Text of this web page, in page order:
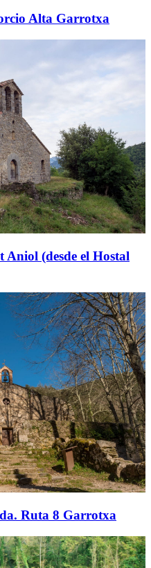
Alta Garrotxa
Aniol (desde el Hostal
Ruta 8 Garrotxa